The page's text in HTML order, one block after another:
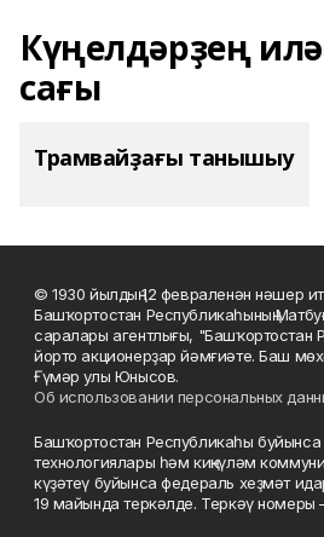
Күңелдәрҙең
сағы
Трамвайҙағы танышыу
© 1930 йылдың 12 февраленән нәшер
Башҡортостан Республикаһының
саралары агентлығы, "Башҡортостан
йорто акционерҙар йәмғиәте. Баш
Ғүмәр улы Юнысов.
Об использовании персональных
Башҡортостан Республикаһы
технологиялары һәм киңкүләм
күҙәтеү буйынса федераль хеҙмәт
19 майында теркәлде. Теркәү